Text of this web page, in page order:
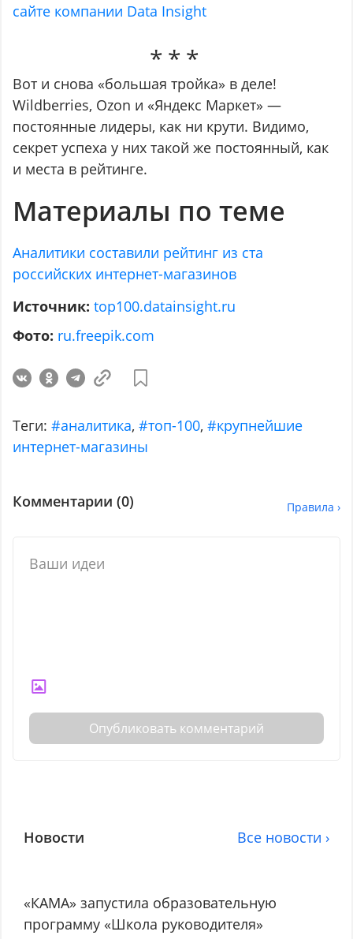
сайте компании Data Insight
Вот и снова «большая тройка» в деле!
Wildberries, Ozon и «Яндекс Маркет» —
постоянные лидеры, как ни крути. Видимо,
секрет успеха у них такой же постоянный, как
и места в рейтинге.
Материалы по теме
Аналитики составили рейтинг из ста
российских интернет-магазинов
Источник: top100.datainsight.ru
Фото: ru.freepik.com
Теги: #аналитика,#топ-100,#крупнейшие
интернет-магазины
Комментарии (0) Правила ›
Опубликовать комментарий
Новости Все новости ›
«КАМА» запустила образовательную
программу «Школа руководителя»